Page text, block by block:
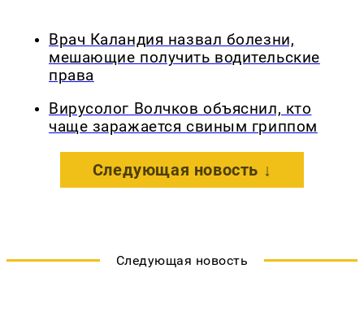
Врач Каландия назвал болезни,
мешающие получить водительские
права
Вирусолог Волчков объяснил, кто
чаще заражается свиным гриппом
Следующая новость ↓
Следующая новость